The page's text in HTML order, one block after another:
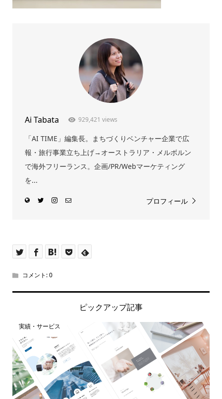
Ai Tabata 929,421 views
「AI TIME」編集長。まちづくりベンチャー企業で広
報・旅行事業立ち上げ→オーストラリア・メルボルン
で海外フリーランス。企画/PR/Webマーケティング
を...
プロフィール
コメント:0
ピックアップ記事
実績・サービス